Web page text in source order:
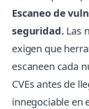
Escaneo de
seguridad. Las
exigen que
escaneen cada
CVEs antes de
innegociable en